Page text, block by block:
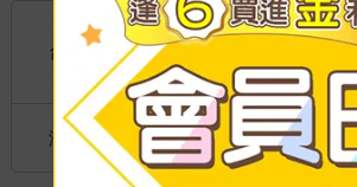
台灣
國內宅配：本島、離島
到店取貨：
不限金額免運費
海外
國際快遞：全球
港澳店取：